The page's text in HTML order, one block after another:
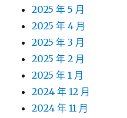
2025 年 5 月
2025 年 4 月
2025 年 3 月
2025 年 2 月
2025 年 1 月
2024 年 12 月
2024 年 11 月